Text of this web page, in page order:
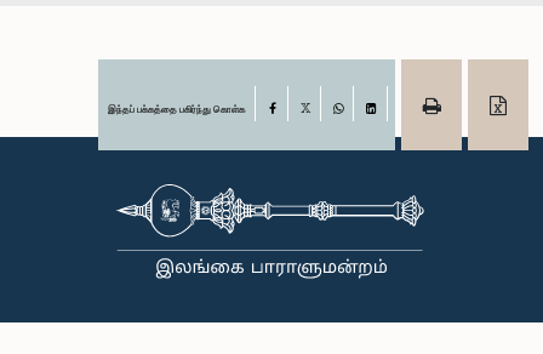
இந்தப் பக்கத்தை பகிர்ந்து கொள்க Facebook